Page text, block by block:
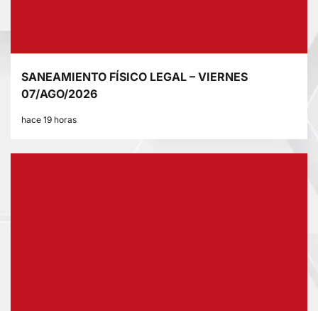
SANEAMIENTO FÍSICO LEGAL – VIERNES
07/AGO/2026
hace 19 horas